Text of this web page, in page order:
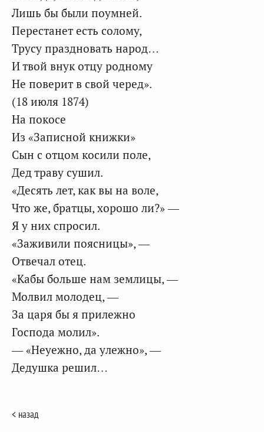
Лишь бы были поумней.
Перестанет есть солому,
Трусу праздновать народ…
И твой внук отцу родному
Не поверит в свой черед».
(18 июля 1874)
На покосе
Из «Записной книжки»
Сын с отцом косили поле,
Дед траву сушил.
«Десять лет, как вы на воле,
Что же, братцы, хорошо ли?» —
Я у них спросил.
«Заживили поясницы», —
Отвечал отец.
«Кабы больше нам землицы, —
Молвил молодец, —
За царя бы я прилежно
Господа молил».
— «Неуежно, да улежно», —
Дедушка решил…
< назад